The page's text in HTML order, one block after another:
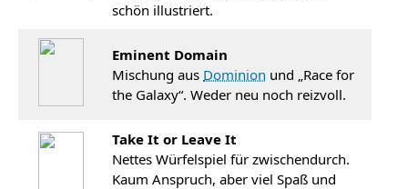
schön illustriert.
Eminent Domain
Mischung aus Dominion und „Race for
the Galaxy“. Weder neu noch reizvoll.
Take It or Leave It
Nettes Würfelspiel für zwischendurch.
Kaum Anspruch, aber viel Spaß und